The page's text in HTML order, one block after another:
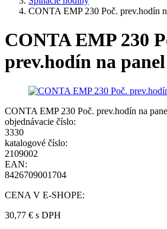
CONTA EMP 230 Poč. prev.hodín
CONTA EMP 230
prev.hodín na panel
CONTA EMP 230 Poč. prev.hodín na
objednávacie číslo:
3330
katalogové číslo:
2109002
EAN:
8426709001704
CENA V E-SHOPE:
30,77 € s DPH